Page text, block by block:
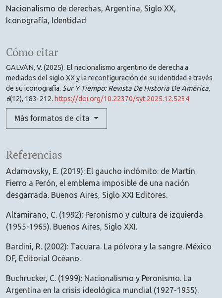
Nacionalismo de derechas Argentina Siglo XX
Iconografía
Identidad
Cómo citar
GALVÁN, V. (2025). El nacionalismo argentino de derecha a
mediados del siglo XX y la reconfiguración de su identidad a través
de su iconografía. Sur Y Tiempo: Revista De Historia De América,
6(12), 183-212. https://doi.org/10.22370/syt.2025.12.5234
Más formatos de cita
Referencias
Adamovsky, E. (2019): El gaucho indómito: de Martín
Fierro a Perón, el emblema imposible de una nación
desgarrada. Buenos Aires, Siglo XXI Editores.
Altamirano, C. (1992): Peronismo y cultura de izquierda
(1955-1965). Buenos Aires, Siglo XXI.
Bardini, R. (2002): Tacuara. La pólvora y la sangre. México
DF, Editorial Océano.
Buchrucker, C. (1999): Nacionalismo y Peronismo. La
Argentina en la crisis ideológica mundial (1927-1955).